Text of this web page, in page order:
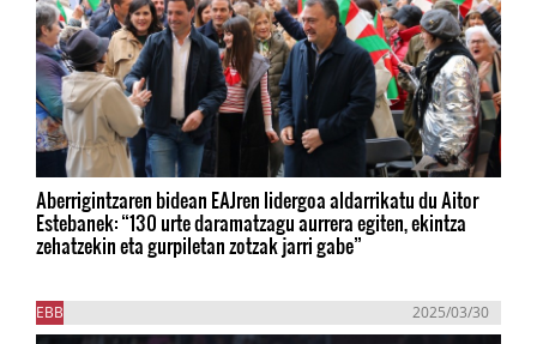
Aberrigintzaren bidean EAJren lidergoa aldarrikatu du Aitor
Estebanek: “130 urte daramatzagu aurrera egiten, ekintza
zehatzekin eta gurpiletan zotzak jarri gabe”
EBB 2025/03/30